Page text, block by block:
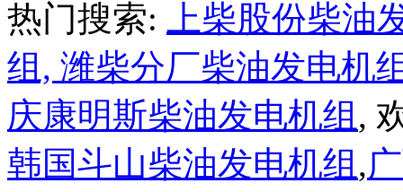
热门搜索:
上柴股份柴油
组, 潍柴分厂柴油发电机
庆康明斯柴油发电机组 ,
韩国斗山柴油发电机组 ,